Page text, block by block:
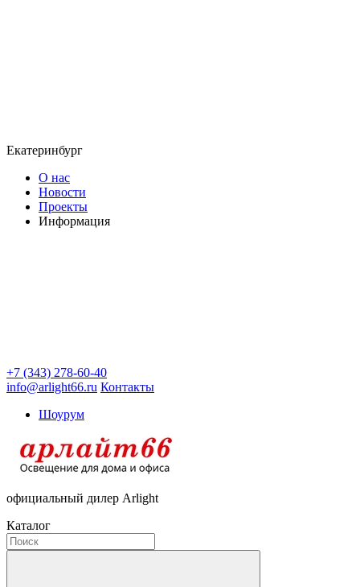
Екатеринбург
О нас
Новости
Проекты
Информация
+7 (343) 278-60-40
info@arlight66.ru Контакты
Шоурум
официальный дилер Arlight
Каталог